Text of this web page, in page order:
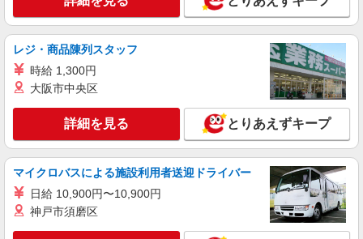
レジ・商品陳列スタッフ
時給 1,300円
大阪市中央区
詳細を見る とりあえずキープ
マイクロバスによる施設利用者送迎ドライバー
日給 10,900円〜10,900円
神戸市須磨区